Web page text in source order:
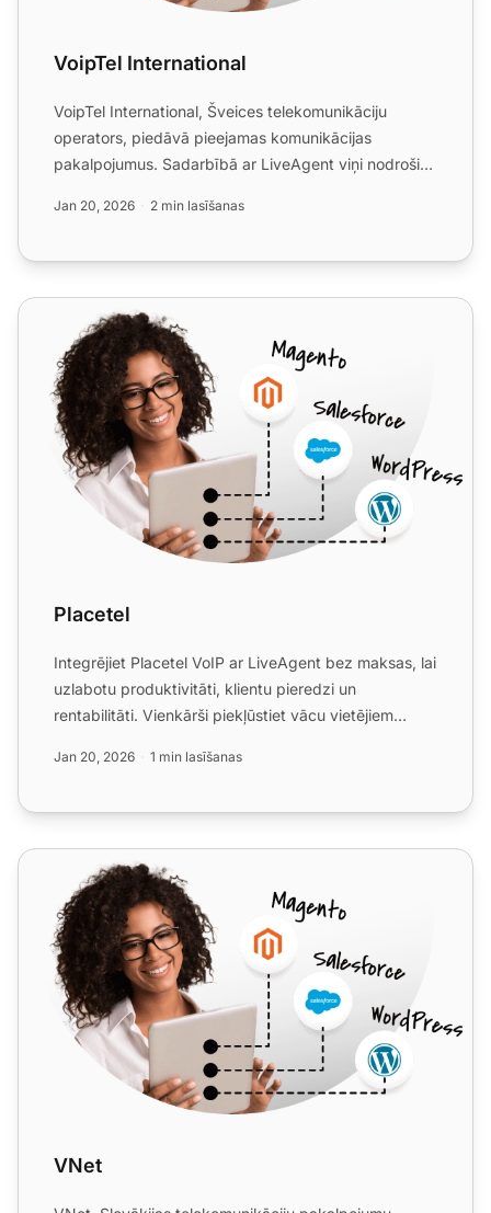
VoipTel International
VoipTel International, Šveices telekomunikāciju
operators, piedāvā pieejamas komunikācijas
pakalpojumus. Sadarbībā ar LiveAgent viņi nodrošina
Jan 20, 2026 2 min lasīšanas
Placetel
Placetel
Integrējiet Placetel VoIP ar LiveAgent bez maksas, lai
uzlabotu produktivitāti, klientu pieredzi un
rentabilitāti. Vienkārši piekļūstiet vācu vietējiem
Jan 20, 2026 1 min lasīšanas
VNet
VNet